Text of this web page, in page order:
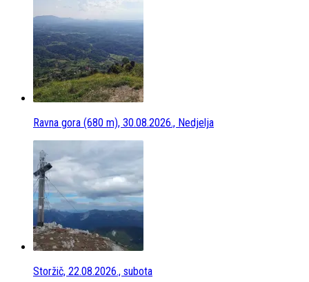
Ravna gora (680 m), 30.08.2026., Nedjelja
Storžič, 22.08.2026., subota